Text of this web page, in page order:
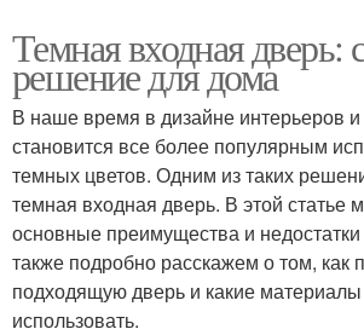
Темная входная дверь:
решение для дома
В наше время в дизайне интерьеров и
становится все более популярным
темных цветов. Одним из таких
темная входная дверь. В этой статье
основные преимущества и
также подробно расскажем о том, как
подходящую дверь и какие
использовать.